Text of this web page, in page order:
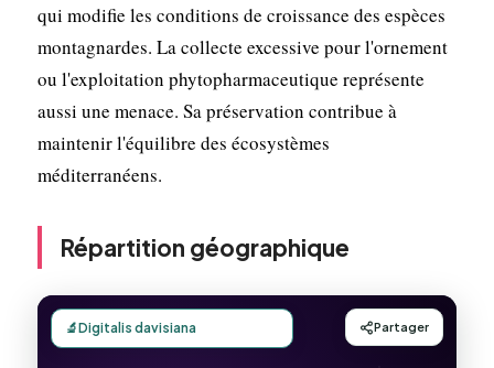
qui modifie les conditions de croissance des espèces
montagnardes. La collecte excessive pour l'ornement
ou l'exploitation phytopharmaceutique représente
aussi une menace. Sa préservation contribue à
maintenir l'équilibre des écosystèmes
méditerranéens.
Répartition géographique